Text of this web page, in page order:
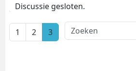
Discussie gesloten.
1 2 3